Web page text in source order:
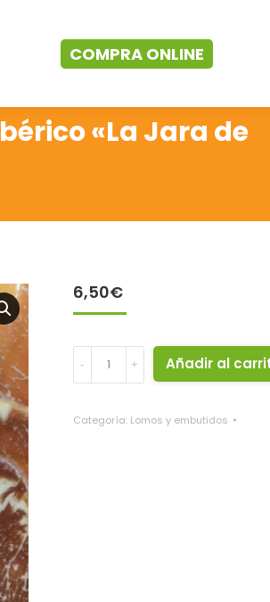
COMPRA ONLINE
«La Jara de
6,50€
loncheados
100%
"La
Añadir al
Categoría: Lomos y embutidos